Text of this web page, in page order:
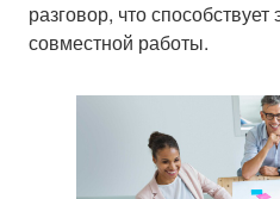
разговор, что
совместной работы.